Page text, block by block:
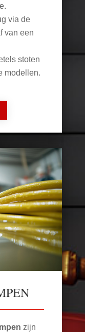
via de
van een
stoten
modellen.
zijn